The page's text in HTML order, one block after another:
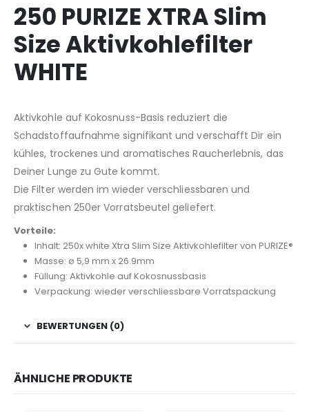
250 PURIZE XTRA Slim
Size Aktivkohlefilter
WHITE
Aktivkohle auf Kokosnuss-Basis reduziert die
Schadstoffaufnahme signifikant und verschafft Dir ein
kühles, trockenes und aromatisches Raucherlebnis, das
Deiner Lunge zu Gute kommt.
Die Filter werden im wieder verschliessbaren und
praktischen 250er Vorratsbeutel geliefert.
Vorteile:
Inhalt: 250x white Xtra Slim Size Aktivkohlefilter von PURIZE®
Masse: ø 5,9 mm x 26.9mm
Füllung: Aktivkohle auf Kokosnussbasis
Verpackung: wieder verschliessbare Vorratspackung
BEWERTUNGEN (0)
ÄHNLICHE PRODUKTE